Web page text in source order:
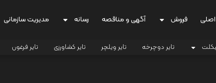
فروش آگهی و مناقصه رسانه مدیریت سازمانی
تایر دوچرخه تایر ویلچر تایر کشاورزی تایر فرغون